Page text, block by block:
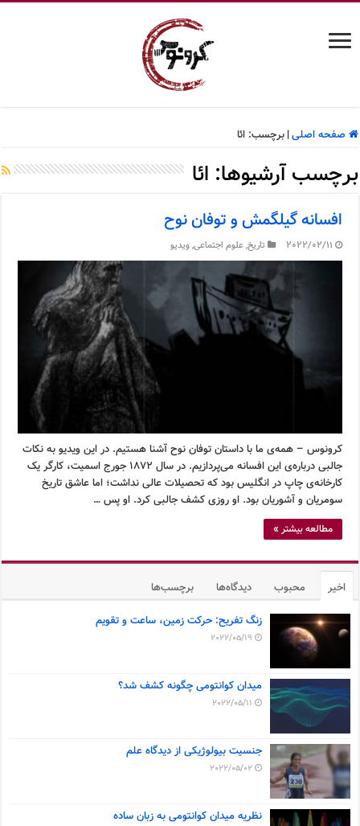
صفحه اصلی| برچسب:ائا
برچسب آرشیوها: ائا
افسانه گیلگمش و توفان نوح
2022/02/11 تاریخ,علوم اجتماعی,ویدیو
کرونوس – همه‌ی ما با داستان توفان نوح آشنا هستیم. در این ویدیو به نکات
جالبی درباره‌ی این افسانه می‌پردازیم. در سال ۱۸۷۲ جورج اسمیت، کارگر یک
کارخانه‌ی چاپ در انگلیس بود که تحصیلات عالی نداشت؛ اما عاشق تاریخ
سومریان و آشوریان بود. او روزی کشف جالبی کرد. او پس …
مطالعه بیشتر »
اخیر محبوب دیدگاه‌ها برچسب‌ها
زنگ تفریح: حرکت زمین، ساعت و تقویم
2022/05/19
میدان کوانتومی چگونه کشف شد؟
2022/05/11
جنسیت بیولوژیکی از دیدگاه علم
2022/05/02
نظریه میدان کوانتومی به زبان ساده